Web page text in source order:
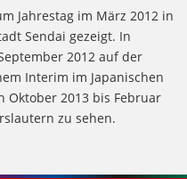
Jahrestag im März 2012 in
Sendai gezeigt. In
2012 auf der
Interim im Japanischen
Oktober 2013 bis Februar
zu sehen.